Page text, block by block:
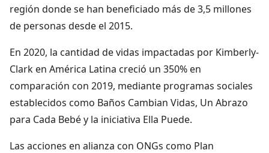
región donde se han beneficiado más de 3,5 millones
de personas desde el 2015.
En 2020, la cantidad de vidas impactadas por Kimberly-
Clark en América Latina creció un 350% en
comparación con 2019, mediante programas sociales
establecidos como Baños Cambian Vidas, Un Abrazo
para Cada Bebé y la iniciativa Ella Puede.
Las acciones en alianza con ONGs como Plan